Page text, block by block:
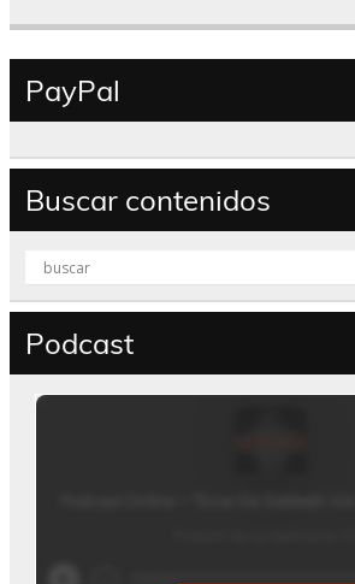
PayPal
Buscar contenidos
Podcast